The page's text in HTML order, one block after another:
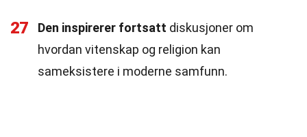
27 Den inspirerer fortsatt diskusjoner om
hvordan vitenskap og religion kan
sameksistere i moderne samfunn.